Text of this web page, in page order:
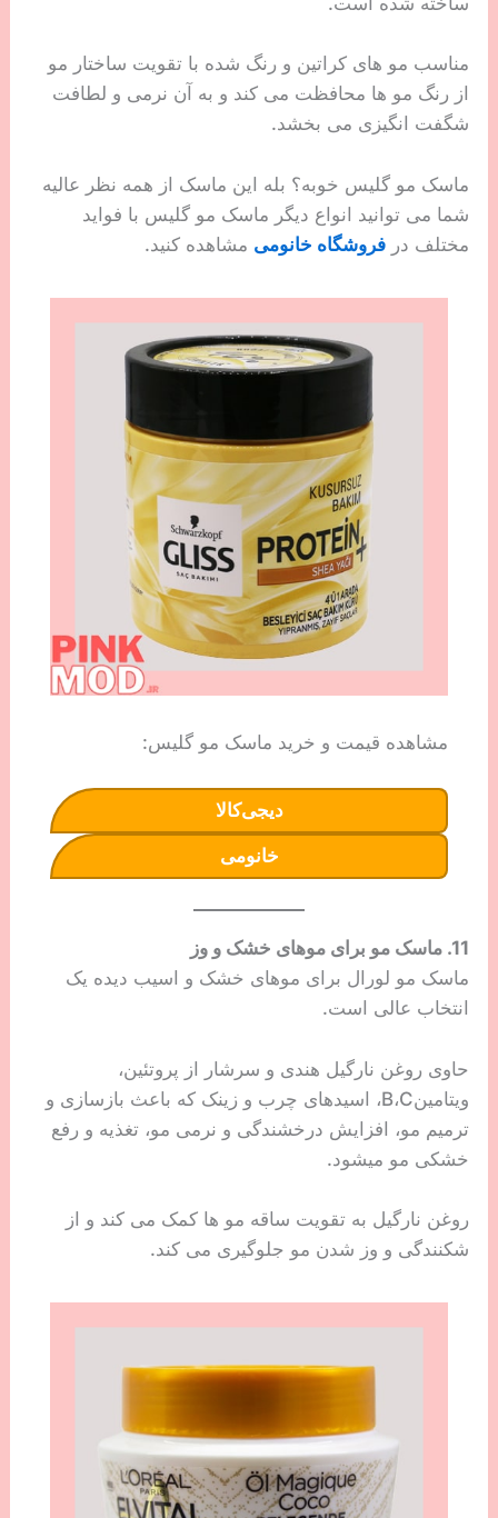
مناسب مو های کراتین و رنگ شده با تقویت ساختار مو
از رنگ مو ها محافظت می کند و به آن نرمی و لطافت
شگفت انگیزی می بخشد.
ماسک مو گلیس خوبه؟ بله این ماسک از همه نظر عالیه
شما می توانید انواع دیگر ماسک مو گلیس با فواید
مختلف درفروشگاه خانومی مشاهده کنید.
مشاهده قیمت و خرید ماسک مو گلیس:
دیجی‌کالا
خانومی
11. ماسک مو برای موهای خشک و وز
ماسک مو لورال برای موهای خشک و اسیب دیده یک
انتخاب عالی است.
حاوی روغن نارگیل هندی و سرشار از پروتئین‌،
ویتامینB،C، اسیدهای چرب و زینک که باعث بازسازی و
ترمیم مو، افزایش درخشندگی و نرمی مو، تغذیه و رفع
خشکی مو میشود.
روغن نارگیل به تقویت ساقه مو ها کمک می کند و از
شکنندگی و وز شدن مو جلوگیری می کند.